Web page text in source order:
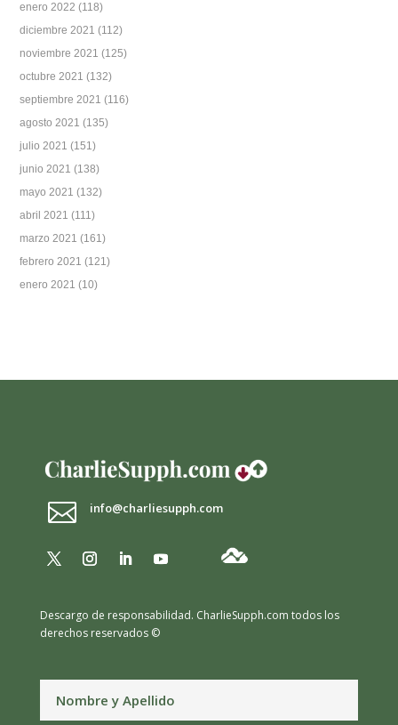
enero 2022 (118)
diciembre 2021 (112)
noviembre 2021 (125)
octubre 2021 (132)
septiembre 2021 (116)
agosto 2021 (135)
julio 2021 (151)
junio 2021 (138)
mayo 2021 (132)
abril 2021 (111)
marzo 2021 (161)
febrero 2021 (121)
enero 2021 (10)
 info@charliesupph.com
Descargo de responsabilidad. CharlieSupph.com todos los
derechos reservados ©